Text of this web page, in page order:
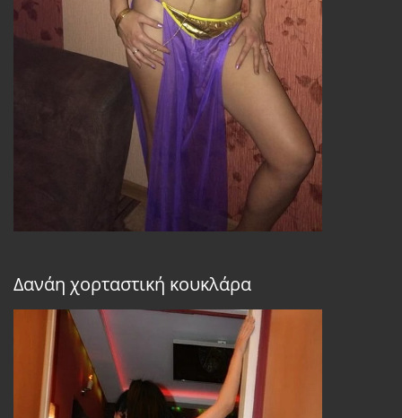
Δανάη χορταστική κουκλάρα